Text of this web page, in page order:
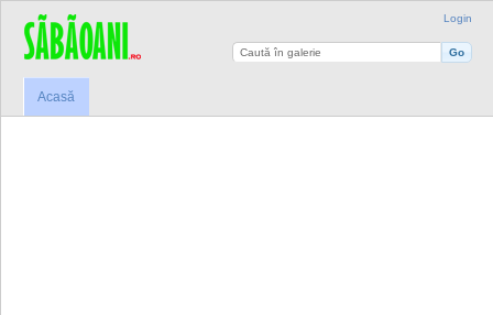
Login
Acasă